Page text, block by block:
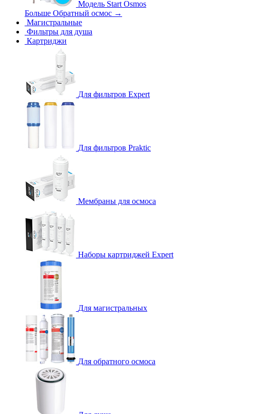
Модель Start Osmos
Больше Обратный осмос →
Магистральные
Фильтры для душа
Картриджи
Для фильтров Expert
Для фильтров Praktic
Мембраны для осмоса
Наборы картриджей Expert
Для магистральных
Для обратного осмоса